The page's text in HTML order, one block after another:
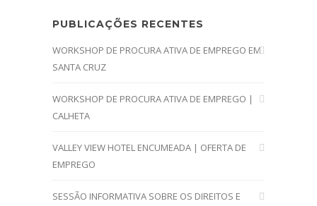
PUBLICAÇÕES RECENTES
WORKSHOP DE PROCURA ATIVA DE EMPREGO EM
SANTA CRUZ
WORKSHOP DE PROCURA ATIVA DE EMPREGO |
CALHETA
VALLEY VIEW HOTEL ENCUMEADA | OFERTA DE
EMPREGO
SESSÃO INFORMATIVA SOBRE OS DIREITOS E